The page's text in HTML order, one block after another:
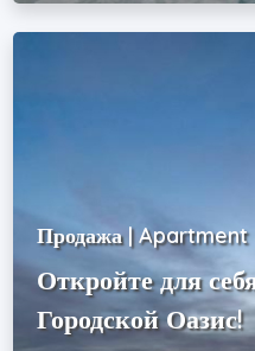
Продажа | Apartment
Откройте для
Городской Оазис!